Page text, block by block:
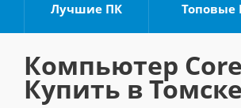
Лучшие ПК Топовые
Компьютер Core
Купить в Томске